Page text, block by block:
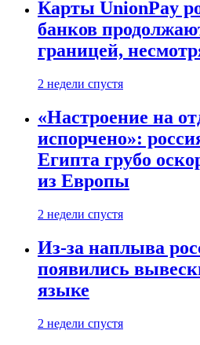
Карты UnionPay
банков
границей,
2 недели спустя
«Настроение на
испорчено»:
Египта грубо
из Европы
2 недели спустя
Из-за наплыва
появились
языке
2 недели спустя